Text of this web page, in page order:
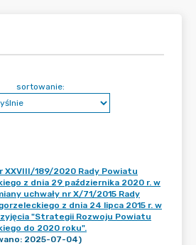
sortowanie:
XXVIII/189/2020 Rady Powiatu
z dnia 29 października 2020 r. w
uchwały nr X/71/2015 Rady
z dnia 24 lipca 2015 r. w
"Strategii Rozwoju Powiatu
do 2020 roku".
2025-07-04)